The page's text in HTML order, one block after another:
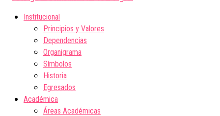
Institucional
Principios y Valores
Dependencias
Organigrama
Símbolos
Historia
Egresados
Académica
Áreas Académicas